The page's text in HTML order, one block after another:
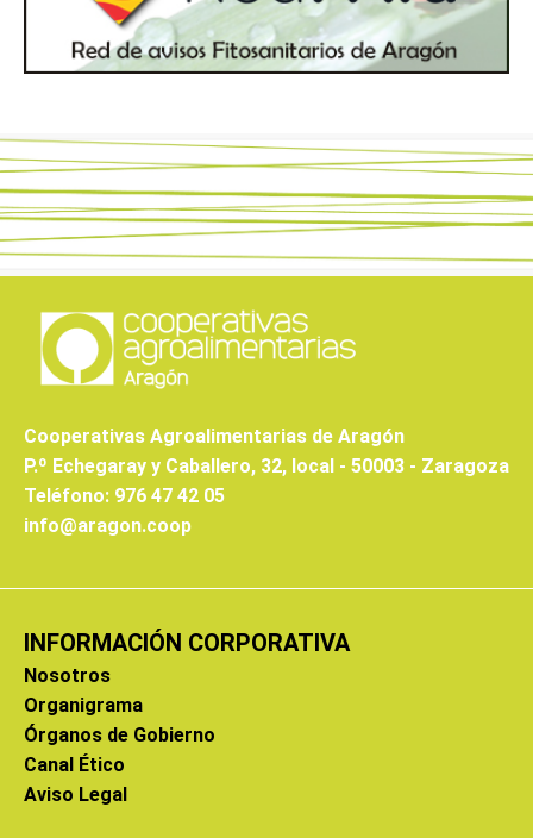
Cooperativas Agroalimentarias de Aragón
P.º Echegaray y Caballero, 32, local - 50003 - Zaragoza
Teléfono: 976 47 42 05
info@aragon.coop
INFORMACIÓN CORPORATIVA
Nosotros
Organigrama
Órganos de Gobierno
Canal Ético
Aviso Legal